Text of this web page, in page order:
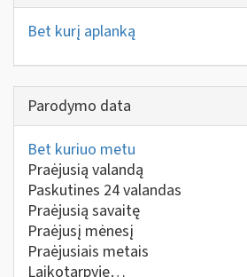
Bet kurį aplanką
Parodymo data
Bet kuriuo metu
Praėjusią valandą
Paskutines 24 valandas
Praėjusią savaitę
Praėjusį mėnesį
Praėjusiais metais
Laikotarpyje…